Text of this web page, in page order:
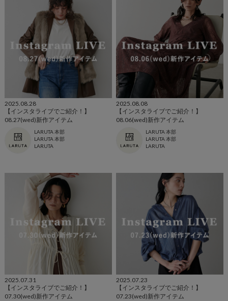
2025.08.28
【インスタライブでご紹介！】
08.27(wed)新作アイテム
LARUTA 本部
LARUTA 本部
LARUTA
2025.08.08
【インスタライブでご紹介！】
08.06(wed)新作アイテム
LARUTA 本部
LARUTA 本部
LARUTA
2025.07.31
【インスタライブでご紹介！】
07.30(wed)新作アイテム
2025.07.23
【インスタライブでご紹介！】
07.23(wed)新作アイテム